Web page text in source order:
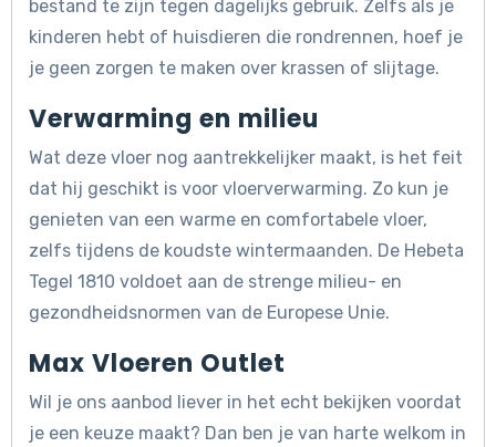
bestand te zijn tegen dagelijks gebruik. Zelfs als je
kinderen hebt of huisdieren die rondrennen, hoef je
je geen zorgen te maken over krassen of slijtage.
Verwarming en milieu
Wat deze vloer nog aantrekkelijker maakt, is het feit
dat hij geschikt is voor vloerverwarming. Zo kun je
genieten van een warme en comfortabele vloer,
zelfs tijdens de koudste wintermaanden. De Hebeta
Tegel 1810 voldoet aan de strenge milieu- en
gezondheidsnormen van de Europese Unie.
Max Vloeren Outlet
Wil je ons aanbod liever in het echt bekijken voordat
je een keuze maakt? Dan ben je van harte welkom in